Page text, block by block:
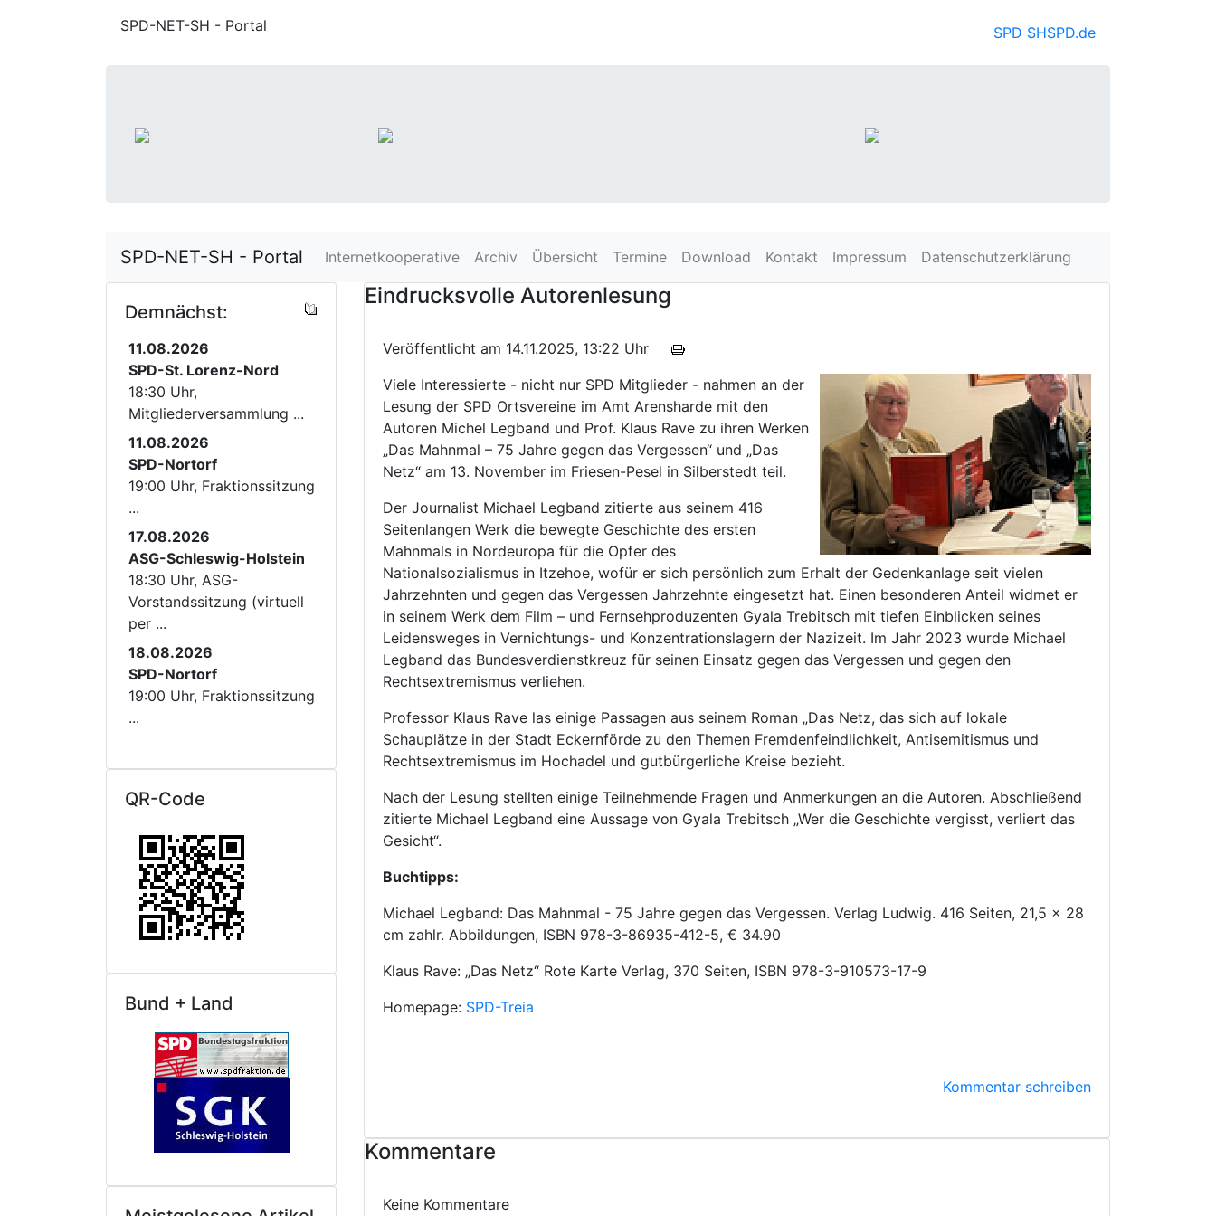
SPD-NET-SH - Portal SPD SHSPD.de
SPD-NET-SH - Portal Internetkooperative Archiv Übersicht Termine Download Kontakt Impressum Datenschutzerklärung
Demnächst:
11.08.2026
SPD-St. Lorenz-Nord
18:30 Uhr,
Mitgliederversammlung ...
11.08.2026
SPD-Nortorf
19:00 Uhr, Fraktionssitzung
...
17.08.2026
ASG-Schleswig-Holstein
18:30 Uhr, ASG-
Vorstandssitzung (virtuell
per ...
18.08.2026
SPD-Nortorf
19:00 Uhr, Fraktionssitzung
...
QR-Code
Bund + Land
Eindrucksvolle Autorenlesung
Veröffentlicht am 14.11.2025, 13:22 Uhr
Viele Interessierte - nicht nur SPD Mitglieder - nahmen an der
Lesung der SPD Ortsvereine im Amt Arensharde mit den
Autoren Michel Legband und Prof. Klaus Rave zu ihren Werken
„Das Mahnmal – 75 Jahre gegen das Vergessen“ und „Das
Netz“ am 13. November im Friesen-Pesel in Silberstedt teil.
Der Journalist Michael Legband zitierte aus seinem 416
Seitenlangen Werk die bewegte Geschichte des ersten
Mahnmals in Nordeuropa für die Opfer des
Nationalsozialismus in Itzehoe, wofür er sich persönlich zum Erhalt der Gedenkanlage seit vielen
Jahrzehnten und gegen das Vergessen Jahrzehnte eingesetzt hat. Einen besonderen Anteil widmet er
in seinem Werk dem Film – und Fernsehproduzenten Gyala Trebitsch mit tiefen Einblicken seines
Leidensweges in Vernichtungs- und Konzentrationslagern der Nazizeit. Im Jahr 2023 wurde Michael
Legband das Bundesverdienstkreuz für seinen Einsatz gegen das Vergessen und gegen den
Rechtsextremismus verliehen.
Professor Klaus Rave las einige Passagen aus seinem Roman „Das Netz, das sich auf lokale
Schauplätze in der Stadt Eckernförde zu den Themen Fremdenfeindlichkeit, Antisemitismus und
Rechtsextremismus im Hochadel und gutbürgerliche Kreise bezieht.
Nach der Lesung stellten einige Teilnehmende Fragen und Anmerkungen an die Autoren. Abschließend
zitierte Michael Legband eine Aussage von Gyala Trebitsch „Wer die Geschichte vergisst, verliert das
Gesicht“.
Buchtipps:
Michael Legband: Das Mahnmal - 75 Jahre gegen das Vergessen. Verlag Ludwig. 416 Seiten, 21,5 x 28
cm zahlr. Abbildungen, ISBN 978-3-86935-412-5, € 34.90
Klaus Rave: „Das Netz“ Rote Karte Verlag, 370 Seiten, ISBN 978-3-910573-17-9
Homepage: SPD-Treia
Kommentar schreiben
Kommentare
Keine Kommentare